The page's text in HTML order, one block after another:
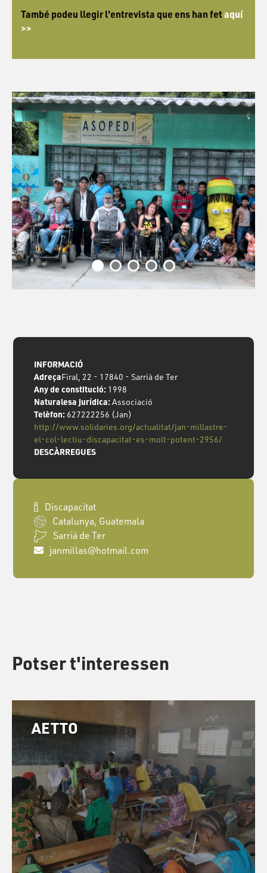
També podeu llegir l'entrevista que ens han fetaquí
>>
INFORMACIÓ
AdreçaFiral, 22 - 17840 - Sarrià de Ter
Any de constitució: 1998
Naturalesa jurídica:Associació
Telèfon: 627222256 (Jan)
http://www.solidaries.org/actualitat/jan-millastre-
el-col-lectiu-discapacitat-es-molt-potent-2956/
DESCÀRREGUES
Discapacitat
Catalunya, Guatemala
Sarrià de Ter
janmillas@hotmail.com
Potser t'interessen
AETTO